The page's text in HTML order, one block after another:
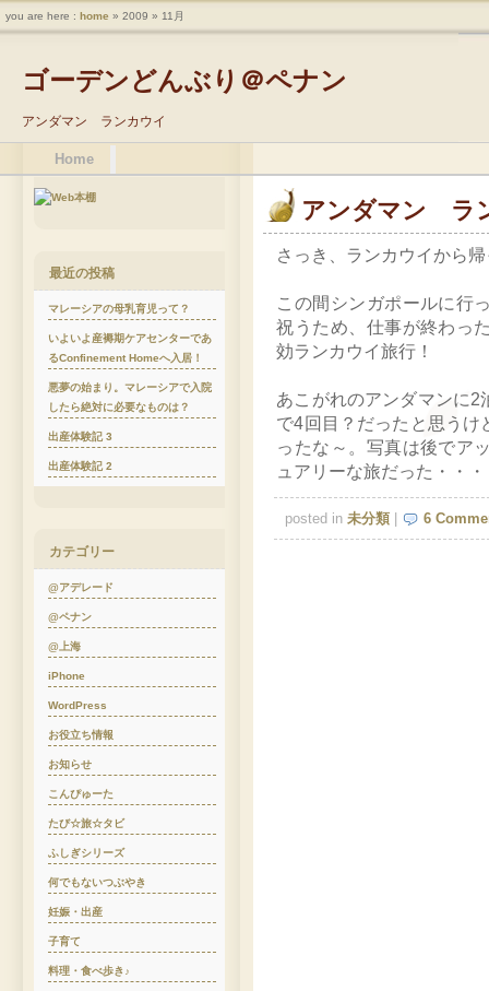
ゴーデンどんぶり＠ペナン
アンダマン ランカウイ
Home
アンダマン ラ
さっき、ランカウイから
この間シンガポールに行
祝うため、仕事が終わっ
効ランカウイ旅行！
あこがれのアンダマンに2
で4回目？だったと思うけ
ったな～。写真は後でア
ュアリーな旅だった・・
posted in 未分類| 6
最近の投稿
マレーシアの母乳育児って？
いよいよ産褥期ケアセンターであ
るConfinement Homeへ入居！
悪夢の始まり。マレーシアで入院
したら絶対に必要なものは？
出産体験記 3
出産体験記 2
カテゴリー
@アデレード
@ペナン
@上海
iPhone
WordPress
お役立ち情報
お知らせ
こんぴゅーた
たび☆旅☆タビ
ふしぎシリーズ
何でもないつぶやき
妊娠・出産
子育て
料理・食べ歩き♪
you are here : home » 2009 » 11月